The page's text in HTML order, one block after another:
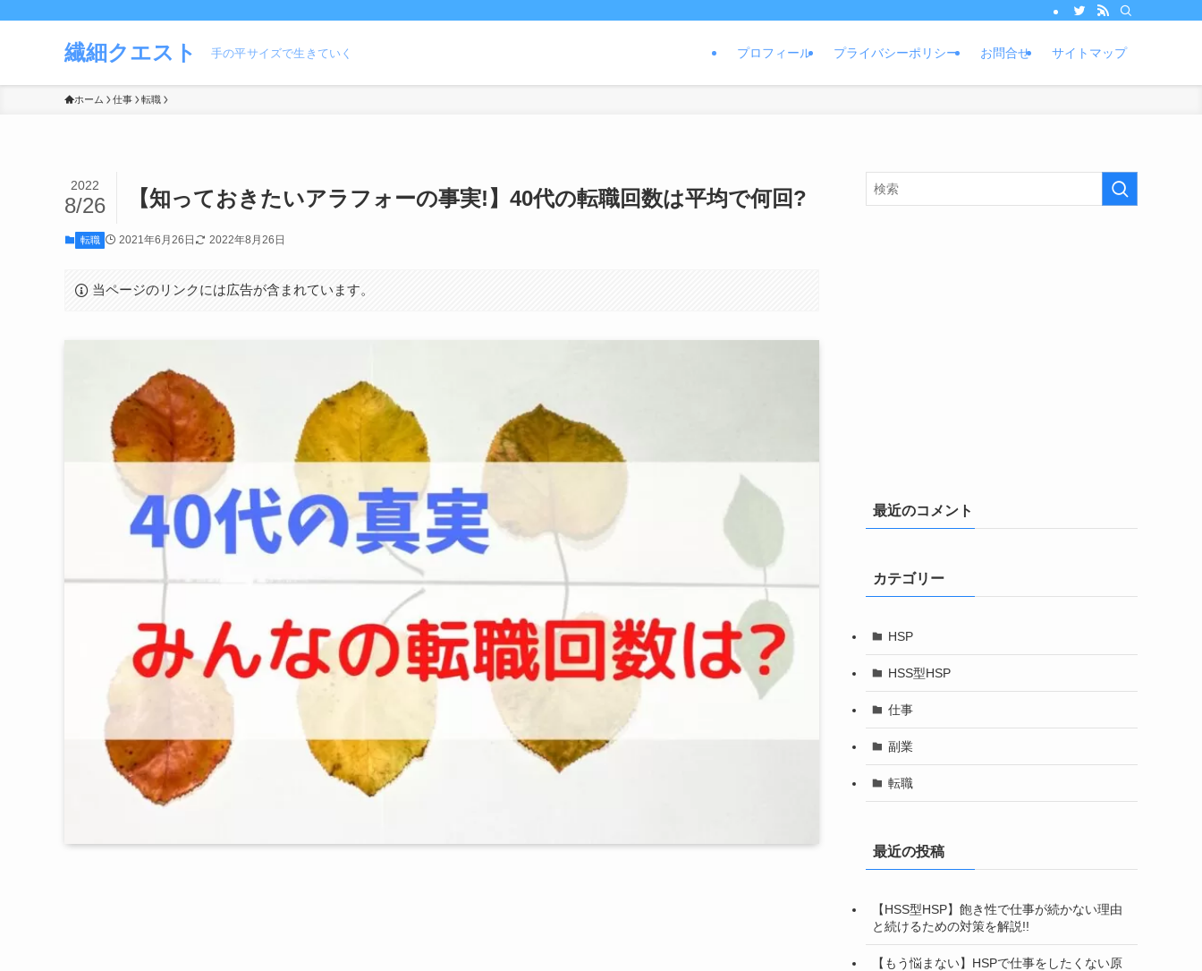
繊細クエスト 手の平サイズで生きていく プロフィール プライバシーポリシー お問合せ サイトマップ
ホーム 仕事 転職
【知っておきたいアラフォーの事実!】40代の転職回数は平均で何回?
2022
8/26
転職 2021年6月26日 2022年8月26日
当ページのリンクには広告が含まれています。
最近のコメント
カテゴリー
HSP
HSS型HSP
仕事
副業
転職
最近の投稿
【HSS型HSP】飽き性で仕事が続かない理由
と続けるための対策を解説!!
【もう悩まない】HSPで仕事をしたくない原